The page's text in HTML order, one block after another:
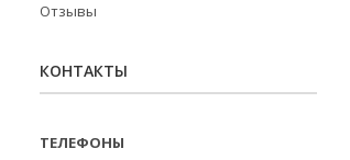
Отзывы
КОНТАКТЫ